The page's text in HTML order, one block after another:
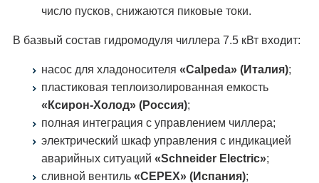
число пусков, снижаются пиковые токи.
В базвый состав гидромодуля чиллера 7.5 кВт входит:
насос для хладоносителя «Calpeda» (Италия);
пластиковая теплоизолированная емкость
«Ксирон-Холод» (Россия);
полная интеграция с управлением чиллера;
электрический шкаф управления с индикацией
аварийных ситуаций «Schneider Electric»;
сливной вентиль «CEPEX» (Испания);